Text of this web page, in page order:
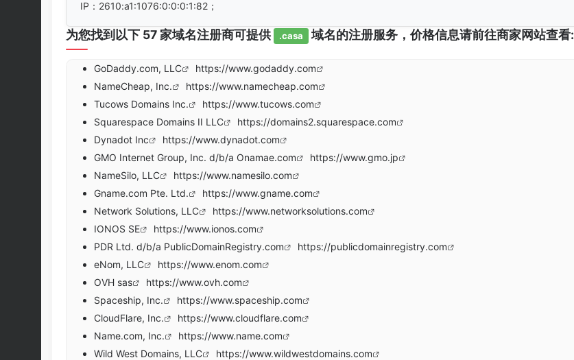
IP：2610:a1:1076:0:0:0:1:82；
为您找到以下 57 家域名注册商可提供 .casa 域名的注册服务，价格信息请前往商家网站查看:
GoDaddy.com, LLC
https://www.godaddy.com
NameCheap, Inc.
https://www.namecheap.com
Tucows Domains Inc.
https://www.tucows.com
Squarespace Domains II LLC
https://domains2.squarespace.com
Dynadot Inc
https://www.dynadot.com
GMO Internet Group, Inc. d/b/a Onamae.com
https://www.gmo.jp
NameSilo, LLC
https://www.namesilo.com
Gname.com Pte. Ltd.
https://www.gname.com
Network Solutions, LLC
https://www.networksolutions.com
IONOS SE
https://www.ionos.com
PDR Ltd. d/b/a PublicDomainRegistry.com
https://publicdomainregistry.com
eNom, LLC
https://www.enom.com
OVH sas
https://www.ovh.com
Spaceship, Inc.
https://www.spaceship.com
CloudFlare, Inc.
https://www.cloudflare.com
Name.com, Inc.
https://www.name.com
Wild West Domains, LLC
https://www.wildwestdomains.com